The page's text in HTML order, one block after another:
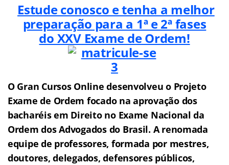
Estude conosco e tenha a melhor
preparação para a 1ª e 2ª fases
do XXV Exame de Ordem!
O Gran Cursos Online desenvolveu o Projeto
Exame de Ordem focado na aprovação dos
bacharéis em Direito no Exame Nacional da
Ordem dos Advogados do Brasil. A renomada
equipe de professores, formada por mestres,
doutores, delegados, defensores públicos,